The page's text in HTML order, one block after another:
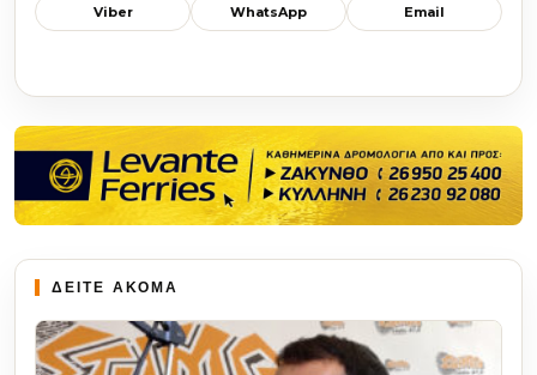
Viber WhatsApp Email
ΔΕΙΤΕ ΑΚΟΜΑ